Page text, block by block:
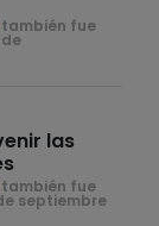
también fue
las
también fue
septiembre